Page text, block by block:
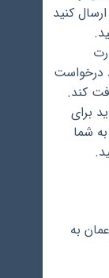
کنید
درخواست
کند.
برای
شما
به